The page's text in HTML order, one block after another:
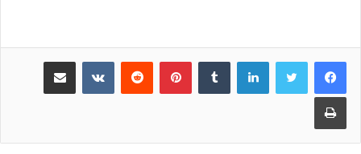
لینکدین پینترست ‫رددیت
چاپ